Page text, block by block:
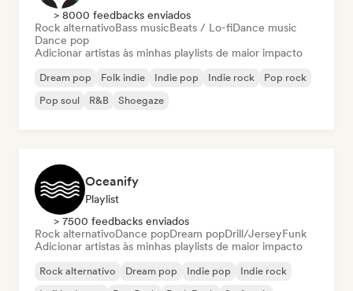
> 8000 feedbacks enviados
Rock alternativoBass musicBeats / Lo-fiDance music
Dance pop
Adicionar artistas às minhas playlists de maior impacto
Dream pop Folk indie Indie pop Indie rock
Pop rock
Pop soul
R&B Shoegaze
Oceanify
Playlist
> 7500 feedbacks enviados
Rock alternativoDance popDream popDrill/JerseyFunk
Adicionar artistas às minhas playlists de maior impacto
Rock alternativo Dream pop Indie pop
Indie rock